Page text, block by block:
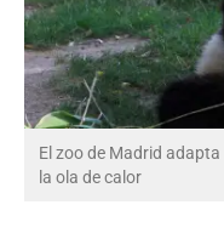
El zoo de Madrid
la ola de calor